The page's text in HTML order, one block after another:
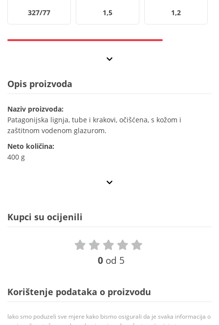
327/77 1,5 1,2
Opis proizvoda
Naziv proizvoda:
Patagonijska lignja, tube i krakovi, očišćena, s kožom i
zaštitnom vodenom glazurom.
Neto količina:
400 g
Kupci su ocijenili
0 od 5
Korištenje podataka o proizvodu
Iako smo poduzeli sve mjere kako bismo osigurali da je svaka informacija o